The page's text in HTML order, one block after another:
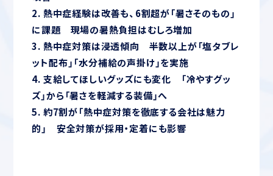
2. 熱中症経験は改善も、6割超が「暑さそのもの」
に課題 現場の暑熱負担はむしろ増加
3. 熱中症対策は浸透傾向 半数以上が「塩タブレ
ット配布」「水分補給の声掛け」を実施
4. 支給してほしいグッズにも変化 「冷やすグッ
ズ」から「暑さを軽減する装備」へ
5. 約7割が「熱中症対策を徹底する会社は魅力
的」 安全対策が採用・定着にも影響